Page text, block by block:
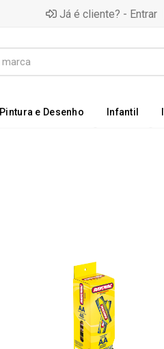
Já é cliente? - Entrar
Pintura e Desenho Infantil